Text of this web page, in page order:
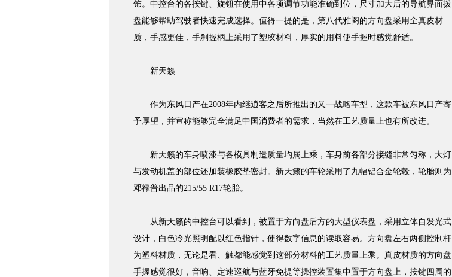
饰。中控台的各按键、旋钮在使用中各项调节功能准确到位，尺寸加大后的导航界面拨
盘能够帮助驾驶者快速完成选择。值得一提的是，第八代雅阁的方向盘采用全真皮材
质，手感更佳，手刹握柄上采用了塑胶材料，厚实的用料使手握时感觉舒适。
新天籁
作为东风日产在2008年内继逍客之后所推出的又一战略车型，这款车被东风日产寄
予厚望，并宣称能够完全满足中国消费者的需求，当然在工艺质量上也有所改进。
新天籁的车身喷漆与各模具制造质量均属上乘，车身前各部分接缝非常匀称，大灯
与发动机盖的部位还加装橡胶垫密封。新天籁的车轮采用了九幅铝合金轮毂，轮胎则为
邓禄普出品的215/55 R17轮胎。
从新天籁的中控台可以看到，被置于方向盘后方的大型仪表盘，采用立体自发光式
设计，白色冷光照明配以红色指针，使得数字信息的读取容易。方向盘左右两侧控制杆
为塑料材质，无论是看、触都能感觉到这部分材料的工艺质量上乘。真皮材质的方向盘
手握感觉很好，音响、定速巡航与蓝牙免提等操控装置集中置于方向盘上，按键四周的